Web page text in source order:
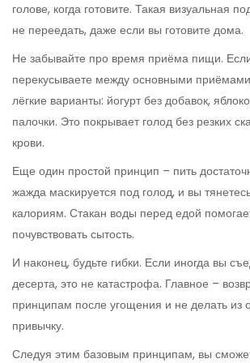
голове, когда готовите. Такая визуальная
не переедать, даже если вы готовите дома.
Не забывайте про время приёма пищи.
перекусываете между основными
лёгкие варианты: йогурт без добавок,
палочки. Это покрывает голод без резких
крови.
Еще один простой принцип – пить
жажда маскируется под голод, и вы
калориям. Стакан воды перед едой
почувствовать сытость.
И наконец, будьте гибки. Если иногда вы
десерта, это не катастрофа. Главное –
принципам после угощения и не делать из
привычку.
Следуя этим базовым принципам, вы